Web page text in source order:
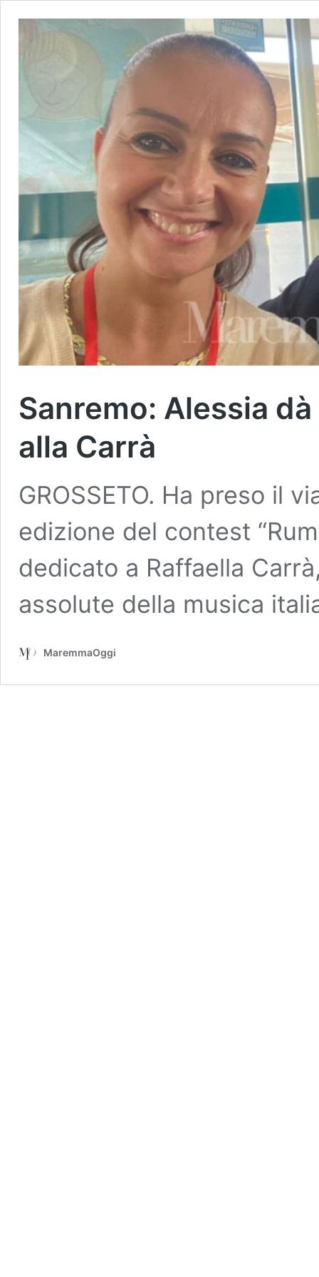
Sanremo: Alessia
alla Carrà
GROSSETO. Ha preso il
edizione del contest
dedicato a Raffaella
assolute della musica
MaremmaOggi